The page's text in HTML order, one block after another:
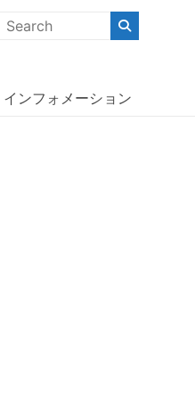
パフォーマンスの高い商
インフォメーション